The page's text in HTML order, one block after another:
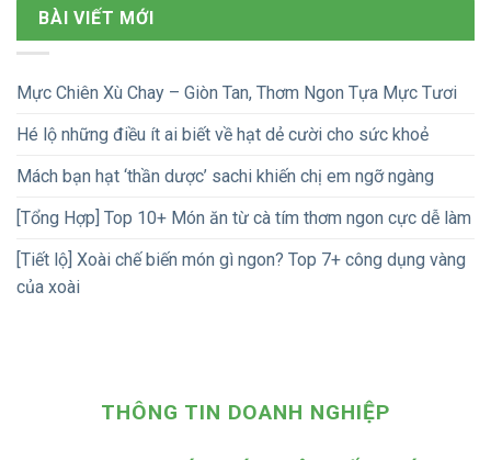
BÀI VIẾT MỚI
Mực Chiên Xù Chay – Giòn Tan, Thơm Ngon Tựa Mực Tươi
Hé lộ những điều ít ai biết về hạt dẻ cười cho sức khoẻ
Mách bạn hạt ‘thần dược’ sachi khiến chị em ngỡ ngàng
[Tổng Hợp] Top 10+ Món ăn từ cà tím thơm ngon cực dễ làm
[Tiết lộ] Xoài chế biến món gì ngon? Top 7+ công dụng vàng
của xoài
THÔNG TIN DOANH NGHIỆP